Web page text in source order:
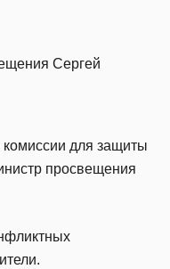
Сергей
для защиты
просвещения